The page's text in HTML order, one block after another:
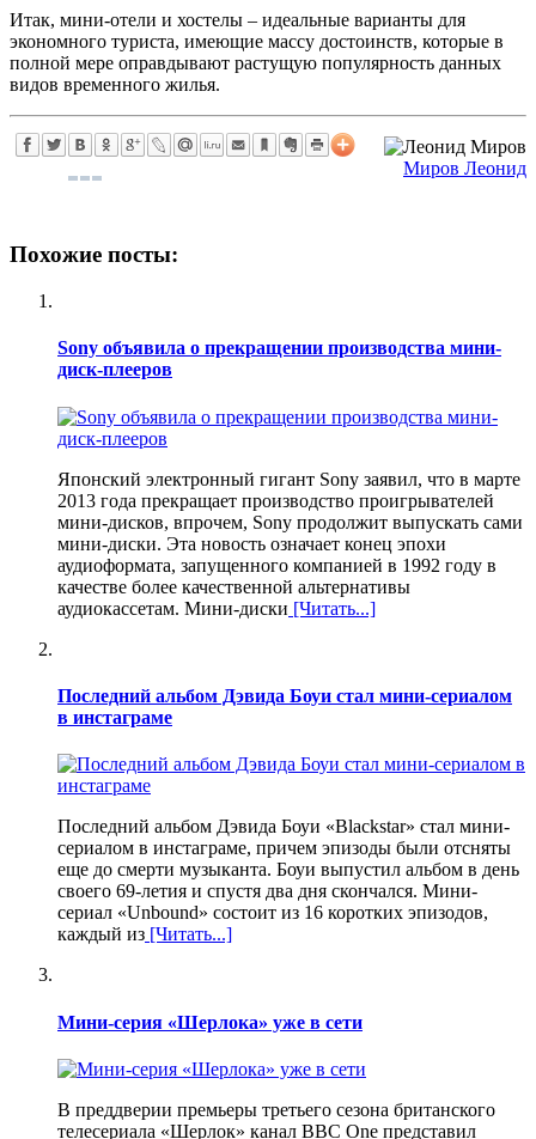
Итак, мини-отели и хостелы – идеальные варианты для
экономного туриста, имеющие массу достоинств, которые в
полной мере оправдывают растущую популярность данных
видов временного жилья.
Миров Леонид
Похожие посты:
Sony объявила о прекращении производства мини-
диск-плееров
Японский электронный гигант Sony заявил, что в марте
2013 года прекращает производство проигрывателей
мини-дисков, впрочем, Sony продолжит выпускать сами
мини-диски. Эта новость означает конец эпохи
аудиоформата, запущенного компанией в 1992 году в
качестве более качественной альтернативы
аудиокассетам. Мини-диски [Читать...]
Последний альбом Дэвида Боуи стал мини-сериалом
в инстаграме
Последний альбом Дэвида Боуи «Blackstar» стал мини-
сериалом в инстаграме, причем эпизоды были отсняты
еще до смерти музыканта. Боуи выпустил альбом в день
своего 69-летия и спустя два дня скончался. Мини-
сериал «Unbound» состоит из 16 коротких эпизодов,
каждый из [Читать...]
Мини-серия «Шерлока» уже в сети
В преддверии премьеры третьего сезона британского
телесериала «Шерлок» канал BBC One представил